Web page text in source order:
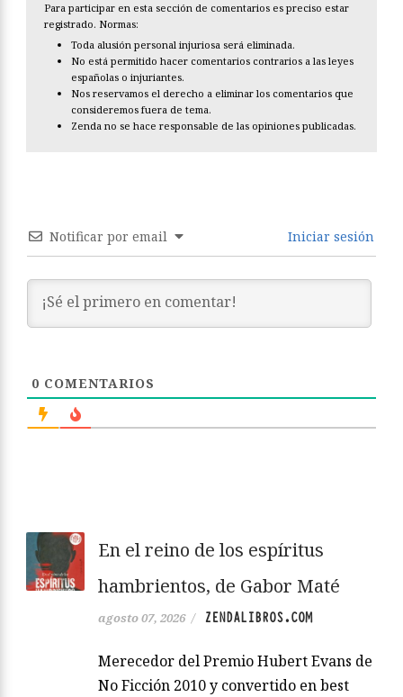
Para participar en esta sección de comentarios es preciso estar
registrado. Normas:
Toda alusión personal injuriosa será eliminada.
No está permitido hacer comentarios contrarios a las leyes
españolas o injuriantes.
Nos reservamos el derecho a eliminar los comentarios que
consideremos fuera de tema.
Zenda no se hace responsable de las opiniones publicadas.
Notificar por email Iniciar sesión
0 COMENTARIOS
En el reino de los espíritus
hambrientos, de Gabor Maté
agosto 07, 2026 / ZENDALIBROS.COM
Merecedor del Premio Hubert Evans de
No Ficción 2010 y convertido en best